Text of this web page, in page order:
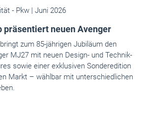
- Pkw | Juni 2026
präsentiert neuen Avenger
zum 85-jährigen Jubiläum den
MJ27 mit neuen Design- und Technik-
sowie einer exklusiven Sonderedition
Markt – wählbar mit unterschiedlichen